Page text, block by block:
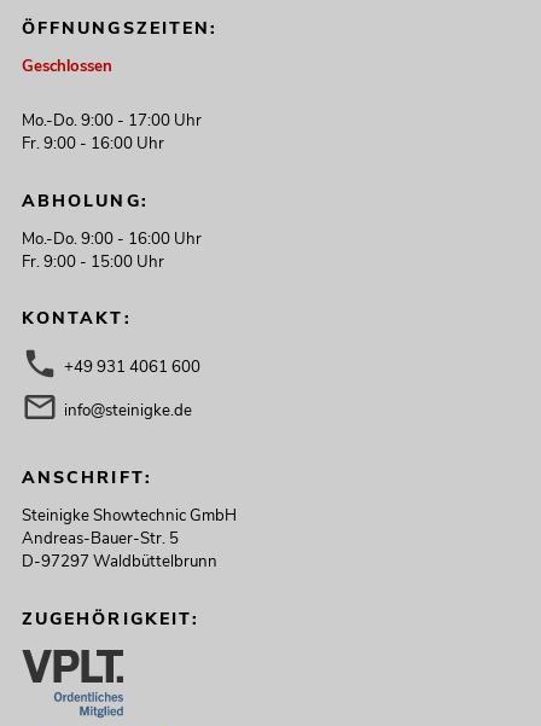
ÖFFNUNGSZEITEN:
Geschlossen
Mo.-Do. 9:00 - 17:00 Uhr
Fr. 9:00 - 16:00 Uhr
ABHOLUNG:
Mo.-Do. 9:00 - 16:00 Uhr
Fr. 9:00 - 15:00 Uhr
KONTAKT:
+49 931 4061 600
info@steinigke.de
ANSCHRIFT:
Steinigke Showtechnic GmbH
Andreas-Bauer-Str. 5
D-97297 Waldbüttelbrunn
ZUGEHÖRIGKEIT: